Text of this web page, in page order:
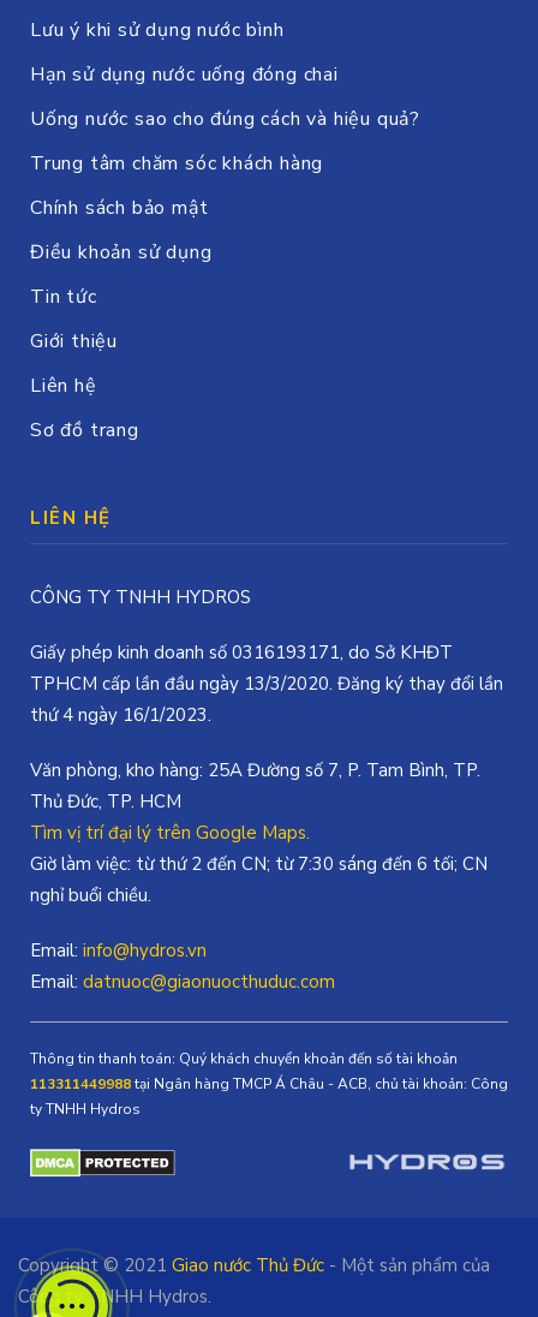
Lưu ý khi sử dụng nước bình
Hạn sử dụng nước uống đóng chai
Uống nước sao cho đúng cách và hiệu quả?
Trung tâm chăm sóc khách hàng
Chính sách bảo mật
Điều khoản sử dụng
Tin tức
Giới thiệu
Liên hệ
Sơ đồ trang
LIÊN HỆ
CÔNG TY TNHH HYDROS
Giấy phép kinh doanh số 0316193171, do Sở KHĐT
TPHCM cấp lần đầu ngày 13/3/2020. Đăng ký thay đổi lần
thứ 4 ngày 16/1/2023.
Văn phòng, kho hàng: 25A Đường số 7, P. Tam Bình, TP.
Thủ Đức, TP. HCM
Tìm vị trí đại lý trên Google Maps.
Giờ làm việc: từ thứ 2 đến CN; từ 7:30 sáng đến 6 tối; CN
nghỉ buổi chiều.
Email: info@hydros.vn
Email: datnuoc@giaonuocthuduc.com
Thông tin thanh toán: Quý khách chuyển khoản đến số tài khoản
113311449988tại Ngân hàng TMCP Á Châu - ACB, chủ tài khoản: Công
ty TNHH Hydros
Copyright © 2021 Giao nước Thủ Đức - Một sản phẩm của
Công ty TNHH Hydros.